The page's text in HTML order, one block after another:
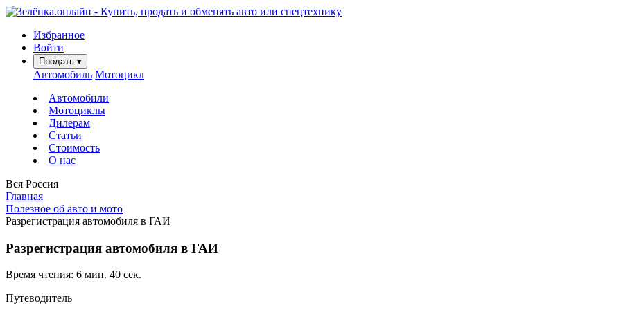
Избранное
Войти
Продать ▾
Автомобиль Мотоцикл
Автомобили
Мотоциклы
Дилерам
Статьи
Стоимость
О нас
Вся Россия
Главная
Полезное об авто и мото
Разрегистрация автомобиля в ГАИ
Разрегистрация автомобиля в ГАИ
Время чтения: 6 мин. 40 сек.
Путеводитель